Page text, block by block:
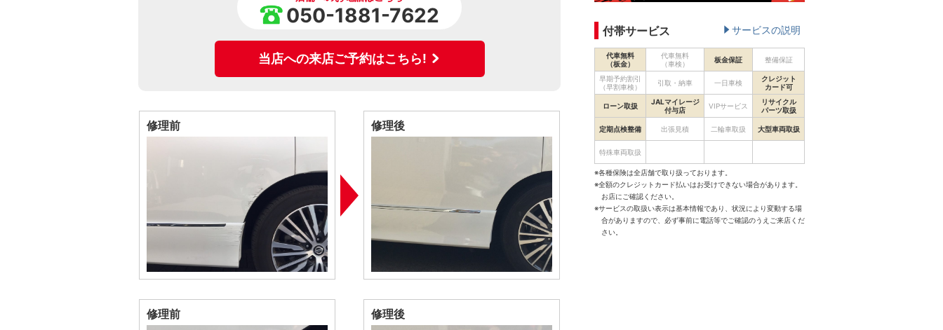
050-1881-7622
当店への来店ご予約はこちら!
修理前 修理後
修理前 修理後
付帯サービス サービスの説明
代車無料
（板金）
代車無料
（車検）
板金保証 整備保証
早期予約割引
（早割車検）
引取・納車 一日車検
クレジット
カード可
ローン取扱
JALマイレージ
付与店
VIPサービス
リサイクル
パーツ取扱
定期点検整備 出張見積 二輪車取扱 大型車両取扱
特殊車両取扱
※各種保険は全店舗で取り扱っております。
※全額のクレジットカード払いはお受けできない場合があります。
お店にご確認ください。
※サービスの取扱い表示は基本情報であり、状況により変動する場
合がありますので、必ず事前に電話等でご確認のうえご来店くだ
さい。